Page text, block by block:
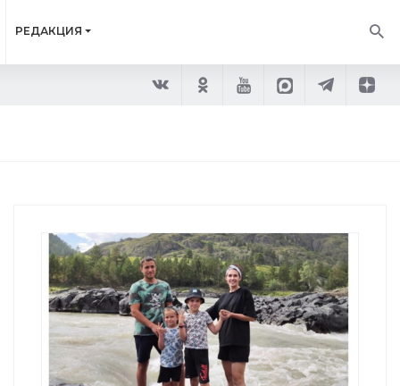
РЕДАКЦИЯ